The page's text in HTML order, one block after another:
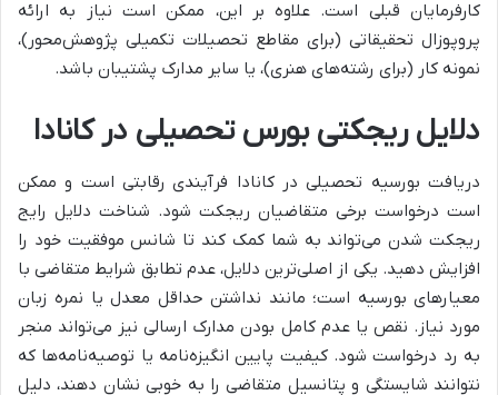
کارفرمایان قبلی است. علاوه بر این، ممکن است نیاز به ارائه
پروپوزال تحقیقاتی (برای مقاطع تحصیلات تکمیلی پژوهش‌محور)،
نمونه کار (برای رشته‌های هنری)، یا سایر مدارک پشتیبان باشد.
دلایل ریجکتی بورس تحصیلی در کانادا
دریافت بورسیه تحصیلی در کانادا فرآیندی رقابتی است و ممکن
است درخواست برخی متقاضیان ریجکت شود. شناخت دلایل رایج
ریجکت شدن می‌تواند به شما کمک کند تا شانس موفقیت خود را
افزایش دهید. یکی از اصلی‌ترین دلایل، عدم تطابق شرایط متقاضی با
معیارهای بورسیه است؛ مانند نداشتن حداقل معدل یا نمره زبان
مورد نیاز. نقص یا عدم کامل بودن مدارک ارسالی نیز می‌تواند منجر
به رد درخواست شود. کیفیت پایین انگیزه‌نامه یا توصیه‌نامه‌ها که
نتوانند شایستگی و پتانسیل متقاضی را به خوبی نشان دهند، دلیل